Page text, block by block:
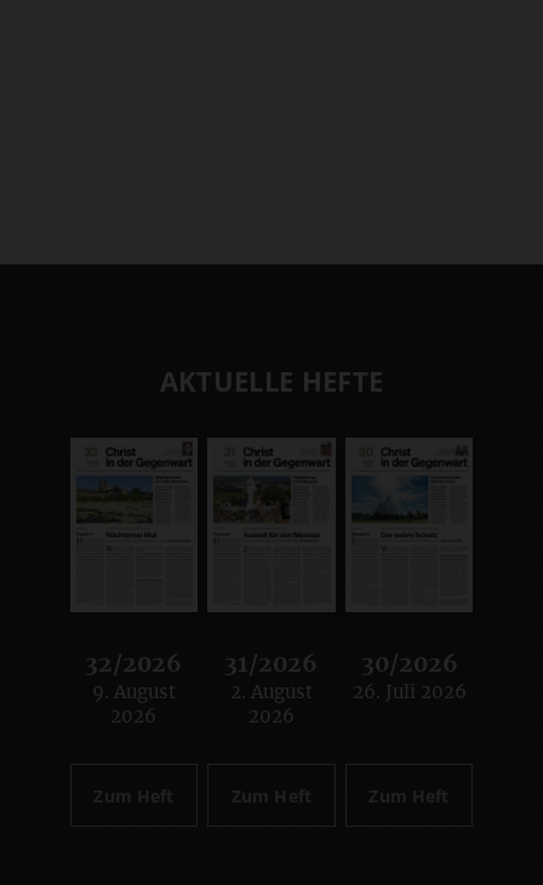
AKTUELLE HEFTE
32/2026
:
9. August
2026
Zum Heft
31/2026
:
2. August
2026
Zum Heft
30/2026
:
26. Juli 2026
Zum Heft